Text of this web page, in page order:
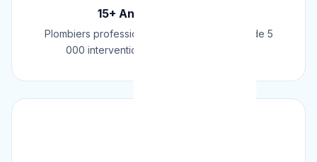
15+ Ans d'Expérience
Plombiers professionnels depuis 2009. Plus de 5
000 interventions réussies en Belgique.